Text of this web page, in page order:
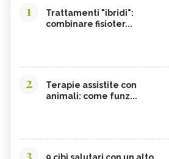
1
Trattamenti "ibridi":
combinare fisioter...
2
Terapie assistite con
animali: come funz...
3